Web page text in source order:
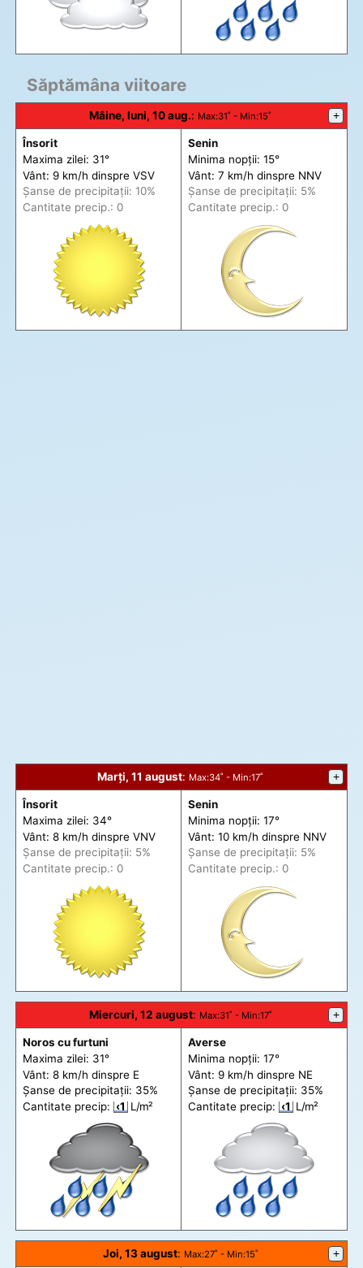
Săptămâna viitoare
Mâine, luni, 10 aug.: Max:31˚ - Min:15˚ +
Însorit
Maxima zilei: 31°
Vânt: 9 km/h dinspre VSV
Șanse de precipitații: 10%
Cantitate precip.: 0
Senin
Minima nopții: 15°
Vânt: 7 km/h dinspre NNV
Șanse de precipitații: 5%
Cantitate precip.: 0
Marți, 11 august: Max:34˚ - Min:17˚ +
Însorit
Maxima zilei: 34°
Vânt: 8 km/h dinspre VNV
Șanse de precipitații: 5%
Cantitate precip.: 0
Senin
Minima nopții: 17°
Vânt: 10 km/h dinspre NNV
Șanse de precipitații: 5%
Cantitate precip.: 0
Miercuri, 12 august: Max:31˚ - Min:17˚ +
Noros cu furtuni
Maxima zilei: 31°
Vânt: 8 km/h dinspre E
Șanse de precipitații: 35%
Cantitate precip: ‹1 L/m²
Averse
Minima nopții: 17°
Vânt: 9 km/h dinspre NE
Șanse de precipitații: 35%
Cantitate precip: ‹1 L/m²
Joi, 13 august: Max:27˚ - Min:15˚ +